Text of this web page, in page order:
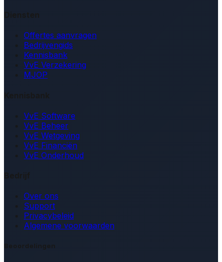
Diensten
Offertes aanvragen
Bedrijvengids
Kennisbank
VvE Verzekering
MJOP
Kennisbank
VvE Software
VvE Beheer
VvE Wetgeving
VvE Financiën
VvE Onderhoud
Bedrijf
Over ons
Support
Privacybeleid
Algemene voorwaarden
Beoordelingen